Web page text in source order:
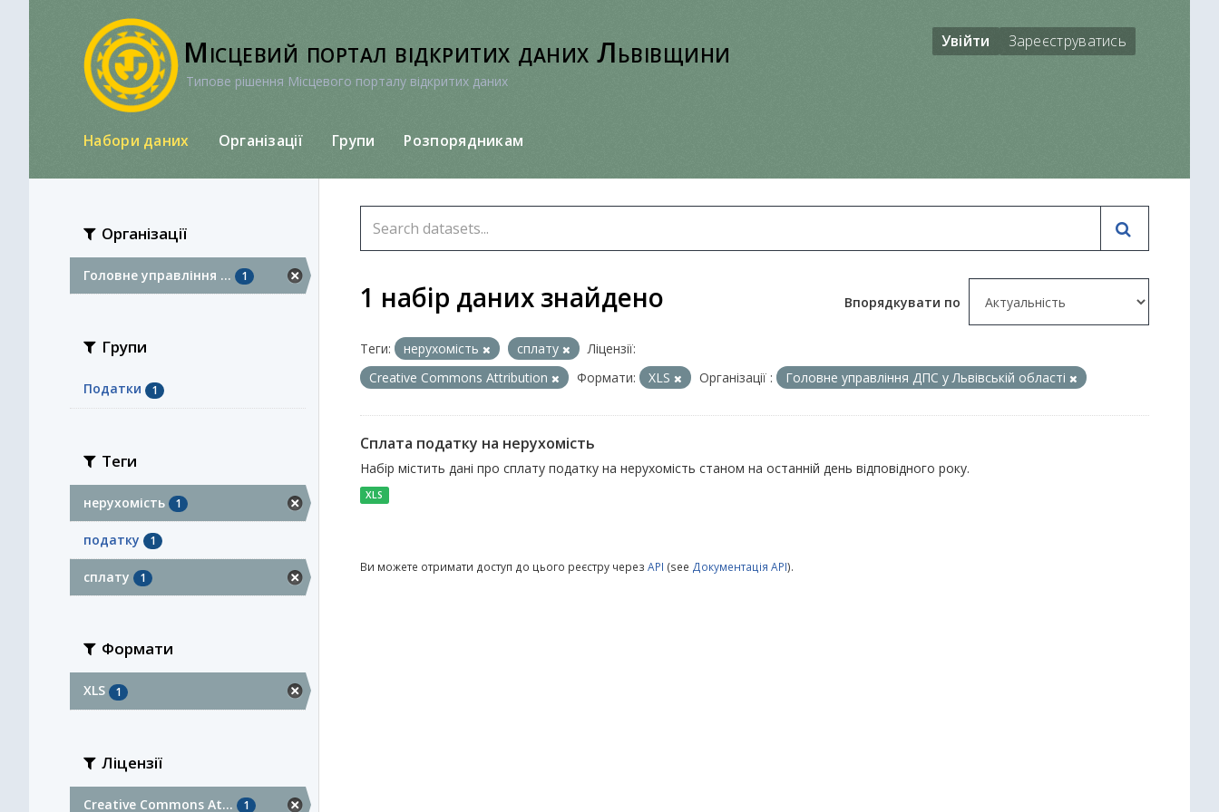
Місцевий портал відкритих даних Львівщини
Типове рішення Місцевого порталу відкритих даних
Увійти Зареєструватись
Набори даних Організації Групи Розпорядникам
Організації
Головне управління ... 1
Групи
Податки 1
Теги
нерухомість 1
податку 1
сплату 1
Формати
XLS 1
Ліцензії
Creative Commons At... 1
Впорядкувати по
1 набір даних знайдено
Теги: нерухомість сплату
Ліцензії:
Creative Commons Attribution
Формати: XLS Організації : Головне управління ДПС у Львівській області
Сплата податку на нерухомість
Набір містить дані про сплату податку на нерухомість станом на останній день відповідного року.
XLS
Ви можете отримати доступ до цього реєстру через API (see Документація API).